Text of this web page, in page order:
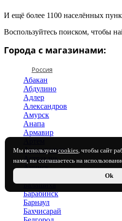
Мы используем cookies, чтобы сайт
нами, вы соглашаетесь на
Ok
И ещё более 1100 населённых
Воспользуйтесь поиском, чтобы
Города с магазинами:
Россия
Абакан
Абдулино
Адлер
Александров
Амурск
Анапа
Армавир
Архангельск
Астрахань
Ачинск
Балашиха
Барабинск
Барнаул
Бахчисарай